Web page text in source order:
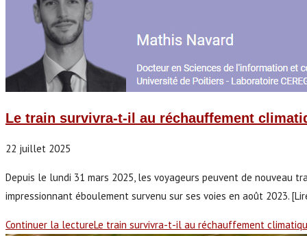
Le train survivra-t-il au réchauffement
22 juillet 2025
Depuis le lundi 31 mars 2025, les voyageurs peuvent de nouveau
impressionnant éboulement survenu sur ses voies en août 2023.
Continuer la lectureLe train survivra-t-il au réchauffement